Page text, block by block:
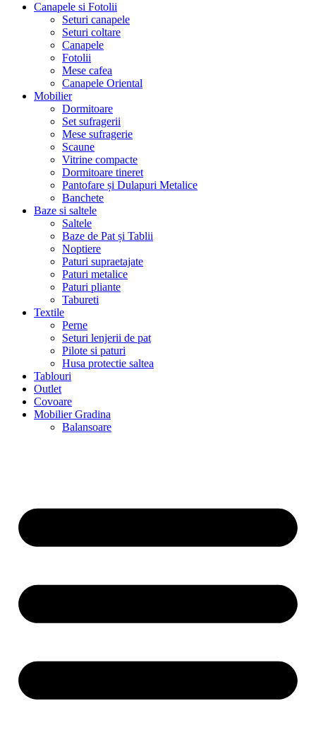
Canapele si Fotolii
Seturi canapele
Seturi coltare
Canapele
Fotolii
Mese cafea
Canapele Oriental
Mobilier
Dormitoare
Set sufragerii
Mese sufragerie
Scaune
Vitrine compacte
Dormitoare tineret
Pantofare și Dulapuri Metalice
Banchete
Baze si saltele
Saltele
Baze de Pat și Tablii
Noptiere
Paturi supraetajate
Paturi metalice
Paturi pliante
Tabureti
Textile
Perne
Seturi lenjerii de pat
Pilote si paturi
Husa protectie saltea
Tablouri
Outlet
Covoare
Mobilier Gradina
Balansoare